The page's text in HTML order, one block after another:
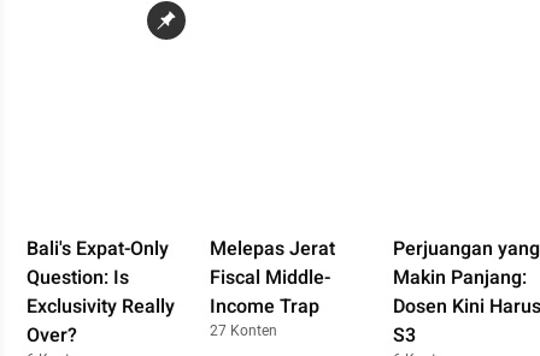
Bali's Expat-Only
Question: Is
Exclusivity Really
Over?
Melepas Jerat
Fiscal Middle-
Income Trap
27 Konten
Perjuangan yang
Makin Panjang:
Dosen Kini Harus
S3